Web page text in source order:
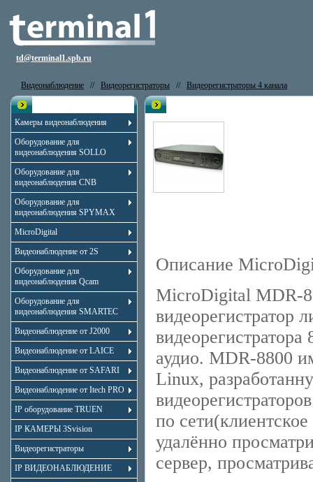
td@terminal1.spb.ru
Видеонаблюдение // Видеорегистраторы // Видеорегистраторы 4 канала
Камеры видеонаблюдения
Оборудование для
видеонаблюдения SOLLO
Оборудование для
видеонаблюдения CNB
Оборудование для
видеонаблюдения SPYMAX
MicroDigital
Видеонаблюдение от 2S
Оборудование для
видеонаблюдения Qcam
Оборудование для
видеонаблюдения SMARTEC
Видеонаблюдение от J2000
Видеонаблюдение от LAICE
Видеонаблюдение от SAFARI
Видеонаблюдение от Itech PRO
IP оборудование TRUEN
IP КАМЕРЫ 3Svision
Видеорегистраторы
IP ВИДЕОНАБЛЮДЕНИЕ
Описание
MicroDigital MDR-
видеорегистратор
аудио. MDR-8800
Linux,
по
удалённо
сервер,